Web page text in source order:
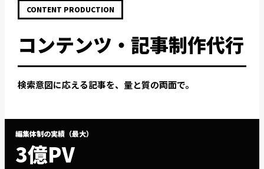
CONTENT PRODUCTION
コンテンツ・記事制作代行
検索意図に応える記事を、量と質の両面で。
編集体制の実績（最大）
3億PV